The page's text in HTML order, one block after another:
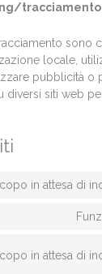
tracciamento
sono
locale,
pubblicità o
diversi siti web
in attesa di
in attesa di